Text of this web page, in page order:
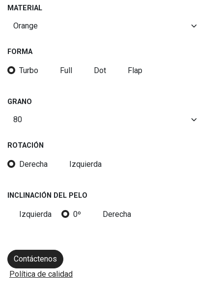
MATERIAL
FORMA
Turbo Full Dot Flap
GRANO
ROTACIÓN
Derecha Izquierda
INCLINACIÓN DEL PELO
Izquierda 0º Derecha
Contáctenos
Política de calidad